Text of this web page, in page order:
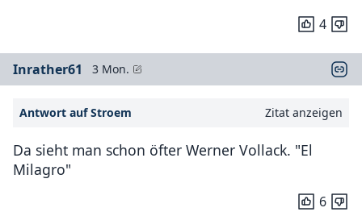
4
Inrather61 3 Mon.
Antwort auf Stroem Zitat anzeigen
Da sieht man schon öfter Werner Vollack. "El
Milagro"
6